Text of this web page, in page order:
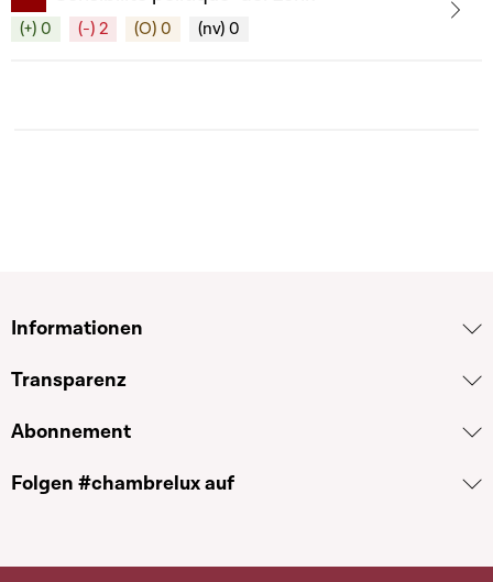
(+) 0 (-) 2 (O) 0 (nv) 0
Informationen
Transparenz
Abonnement
Folgen #chambrelux auf